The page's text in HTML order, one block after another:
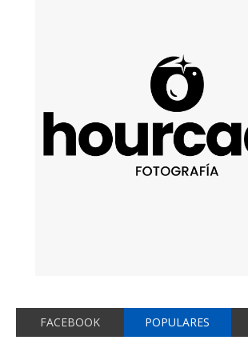
FACEBOOK POPULARES